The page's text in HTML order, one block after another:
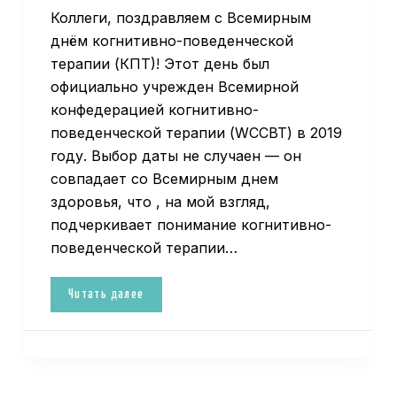
Коллеги, поздравляем с Всемирным
днём когнитивно-поведенческой
терапии (КПТ)! Этот день был
официально учрежден Всемирной
конфедерацией когнитивно-
поведенческой терапии (WCCBT) в 2019
году. Выбор даты не случаен — он
совпадает со Всемирным днем
здоровья, что , на мой взгляд,
подчеркивает понимание когнитивно-
поведенческой терапии…
Читать далее